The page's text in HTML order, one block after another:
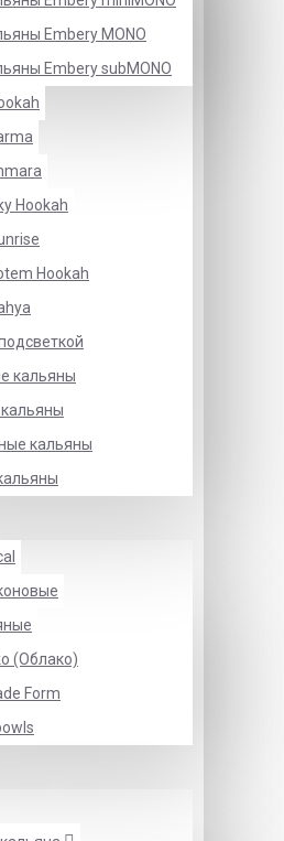
Embery MONO
Embery subMONO
Hookah
Hookah
кальяны
кальяны
(Облако)
Form